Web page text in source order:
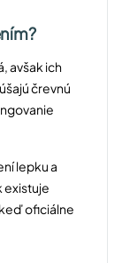
avšak ich
črevnú
lepku a
existuje
oficiálne